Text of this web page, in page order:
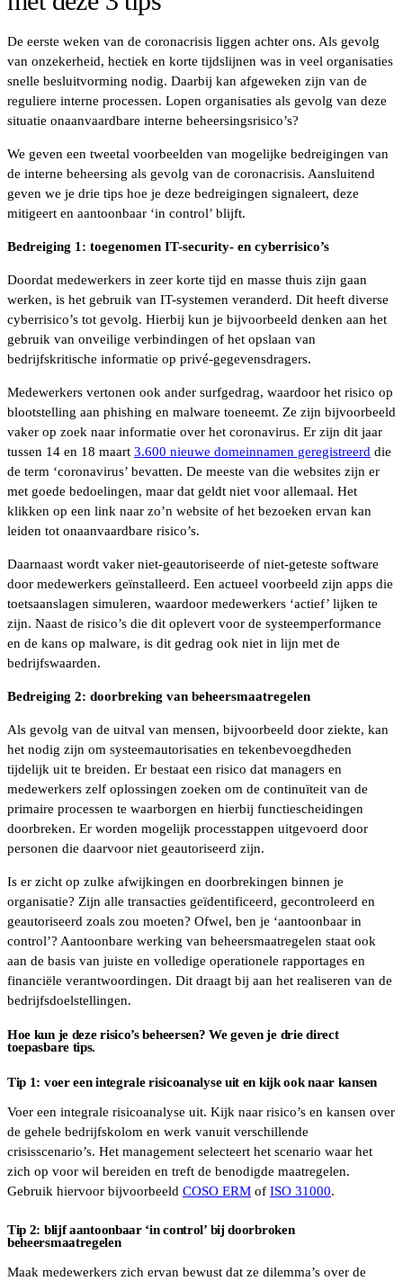
De eerste weken van de coronacrisis liggen achter ons. Als gevolg
van onzekerheid, hectiek en korte tijdslijnen was in veel organisaties
snelle besluitvorming nodig. Daarbij kan afgeweken zijn van de
reguliere interne processen. Lopen organisaties als gevolg van deze
situatie onaanvaardbare interne beheersingsrisico’s?
We geven een tweetal voorbeelden van mogelijke bedreigingen van
de interne beheersing als gevolg van de coronacrisis. Aansluitend
geven we je drie tips hoe je deze bedreigingen signaleert, deze
mitigeert en aantoonbaar ‘in control’ blijft.
Bedreiging 1: toegenomen IT-security- en cyberrisico’s
Doordat medewerkers in zeer korte tijd en masse thuis zijn gaan
werken, is het gebruik van IT-systemen veranderd. Dit heeft diverse
cyberrisico’s tot gevolg. Hierbij kun je bijvoorbeeld denken aan het
gebruik van onveilige verbindingen of het opslaan van
bedrijfskritische informatie op privé-gegevensdragers.
Medewerkers vertonen ook ander surfgedrag, waardoor het risico op
blootstelling aan phishing en malware toeneemt. Ze zijn bijvoorbeeld
vaker op zoek naar informatie over het coronavirus. Er zijn dit jaar
tussen 14 en 18 maart 3.600 nieuwe domeinnamen geregistreerd die
de term ‘coronavirus’ bevatten. De meeste van die websites zijn er
met goede bedoelingen, maar dat geldt niet voor allemaal. Het
klikken op een link naar zo’n website of het bezoeken ervan kan
leiden tot onaanvaardbare risico’s.
Daarnaast wordt vaker niet-geautoriseerde of niet-geteste software
door medewerkers geïnstalleerd. Een actueel voorbeeld zijn apps die
toetsaanslagen simuleren, waardoor medewerkers ‘actief’ lijken te
zijn. Naast de risico’s die dit oplevert voor de systeemperformance
en de kans op malware, is dit gedrag ook niet in lijn met de
bedrijfswaarden.
Bedreiging 2: doorbreking van beheersmaatregelen
Als gevolg van de uitval van mensen, bijvoorbeeld door ziekte, kan
het nodig zijn om systeemautorisaties en tekenbevoegdheden
tijdelijk uit te breiden. Er bestaat een risico dat managers en
medewerkers zelf oplossingen zoeken om de continuïteit van de
primaire processen te waarborgen en hierbij functiescheidingen
doorbreken. Er worden mogelijk processtappen uitgevoerd door
personen die daarvoor niet geautoriseerd zijn.
Is er zicht op zulke afwijkingen en doorbrekingen binnen je
organisatie? Zijn alle transacties geïdentificeerd, gecontroleerd en
geautoriseerd zoals zou moeten? Ofwel, ben je ‘aantoonbaar in
control’? Aantoonbare werking van beheersmaatregelen staat ook
aan de basis van juiste en volledige operationele rapportages en
financiële verantwoordingen. Dit draagt bij aan het realiseren van de
bedrijfsdoelstellingen.
Hoe kun je deze risico’s beheersen? We geven je drie direct
toepasbare tips.
Tip 1: voer een integrale risicoanalyse uit en kijk ook naar kansen
Voer een integrale risicoanalyse uit. Kijk naar risico’s en kansen over
de gehele bedrijfskolom en werk vanuit verschillende
crisisscenario’s. Het management selecteert het scenario waar het
zich op voor wil bereiden en treft de benodigde maatregelen.
Gebruik hiervoor bijvoorbeeld COSO ERM of ISO 31000.
Tip 2: blijf aantoonbaar ‘in control’ bij doorbroken
beheersmaatregelen
Maak medewerkers zich ervan bewust dat ze dilemma’s over de